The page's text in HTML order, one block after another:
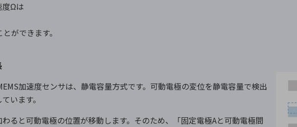
度Ωは
ができます。
加速度センサは、静電容量方式です。可動電極の変位を静電容量で検出
います。
ると可動電極の位置が移動します。そのため、「固定電極Aと可動電極間